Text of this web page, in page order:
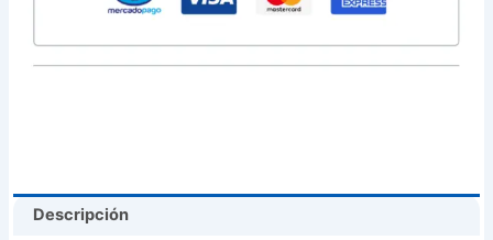
Descripción